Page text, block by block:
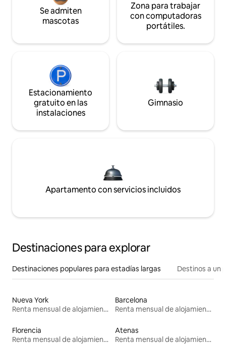
Se admiten
mascotas
Zona para trabajar
con computadoras
portátiles.
Estacionamiento
gratuito en las
instalaciones
Gimnasio
Apartamento con servicios incluidos
Destinaciones para explorar
Destinaciones populares para estadías largas Destinos a un
Nueva York
Renta mensual de alojamientos
Barcelona
Renta mensual de alojamientos
Florencia
Renta mensual de alojamientos
Atenas
Renta mensual de alojamientos